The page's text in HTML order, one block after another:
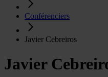
Conférenciers
Javier Cebreiros
Javier